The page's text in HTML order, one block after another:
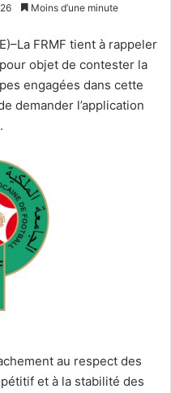
Moins d’une minute
FRMF tient à rappeler
objet de contester la
engagées dans cette
demander l’application
au respect des
et à la stabilité des